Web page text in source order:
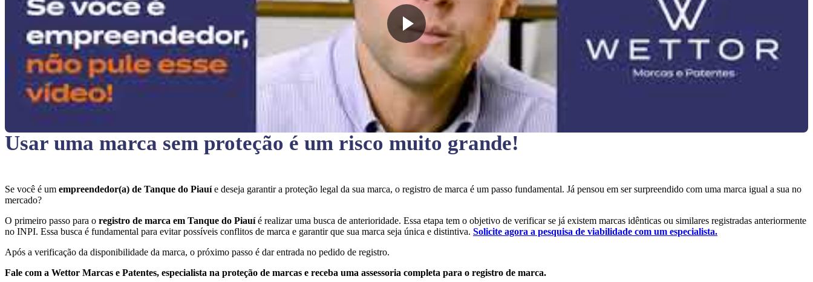
Usar uma marca sem proteção é um risco muito grande!
Se você é um empreendedor(a) de Tanque do Piauíe deseja garantir a proteção legal da sua marca, o registro de marca é um passo fundamental. Já pensou em ser surpreendido com uma marca igual a sua no
mercado?
O primeiro passo para o registro de marca em Tanque do Piauíé realizar uma busca de anterioridade. Essa etapa tem o objetivo de verificar se já existem marcas idênticas ou similares registradas anteriormente
no INPI. Essa busca é fundamental para evitar possíveis conflitos de marca e garantir que sua marca seja única e distintiva. Solicite agora a pesquisa de viabilidade com um especialista.
Após a verificação da disponibilidade da marca, o próximo passo é dar entrada no pedido de registro.
Fale com a Wettor Marcas e Patentes, especialista na proteção de marcas e receba uma assessoria completa para o registro de marca.